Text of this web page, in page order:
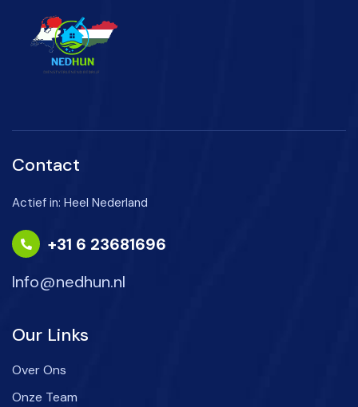
Contact
Actief in: Heel Nederland
+31 6 23681696
Info@nedhun.nl
Our Links
Over Ons
Onze Team